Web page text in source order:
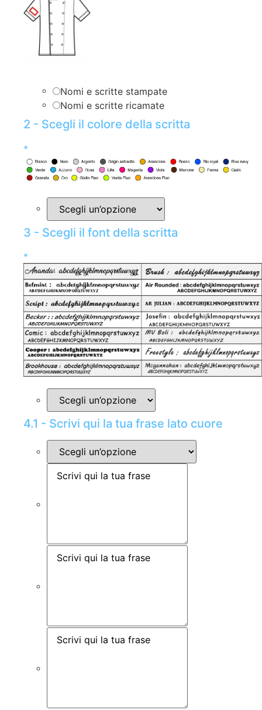
Nomi e scritte stampate
Nomi e scritte ricamate
2 - Scegli il colore della scritta
*
3 - Scegli il font della scritta
*
4.1 - Scrivi qui la tua frase lato cuore